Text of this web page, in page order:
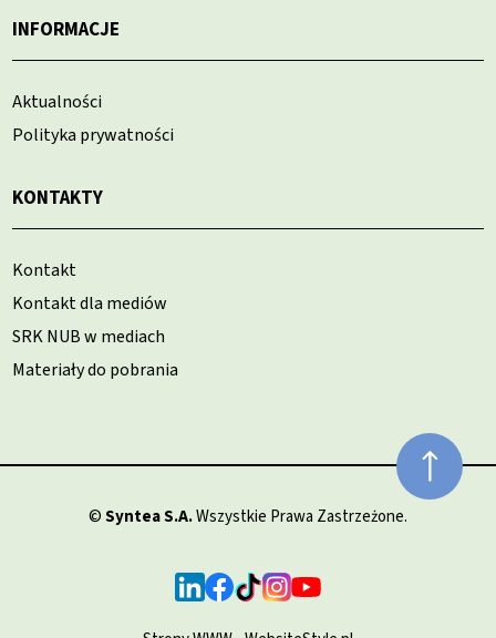
INFORMACJE
Aktualności
Polityka prywatności
KONTAKTY
Kontakt
Kontakt dla mediów
SRK NUB w mediach
Materiały do pobrania
©Syntea S.A.Wszystkie Prawa Zastrzeżone.